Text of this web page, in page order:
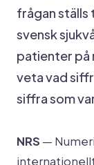
frågan ställs
svensk
patienter på
veta vad
siffra som
NRS —